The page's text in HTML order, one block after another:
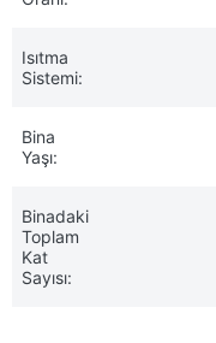
Isıtma
Sistemi:
Bina
Yaşı:
Binadaki
Toplam
Kat
Sayısı: